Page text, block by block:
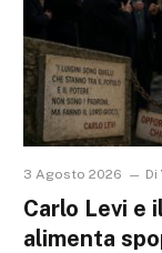
3 Agosto 2026 Di
Carlo Levi e
alimenta